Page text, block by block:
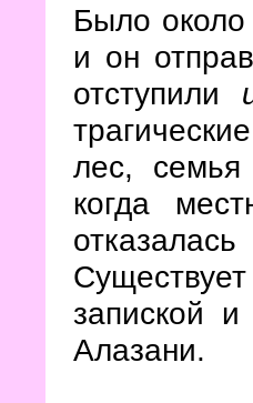
Было
и он
отступили
лес, семья
когда
запиской
Алазани.